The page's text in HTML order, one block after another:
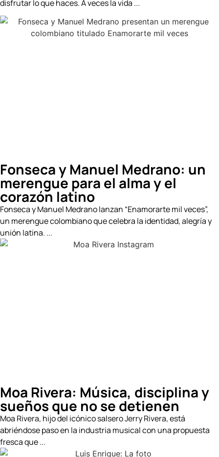
disfrutar lo que haces. A veces la vida ...
Fonseca y Manuel Medrano: un
merengue para el alma y el
corazón latino
Fonseca y Manuel Medrano lanzan “Enamorarte mil veces”,
un merengue colombiano que celebra la identidad, alegría y
unión latina. ...
Moa Rivera: Música, disciplina y
sueños que no se detienen
Moa Rivera, hijo del icónico salsero Jerry Rivera, está
abriéndose paso en la industria musical con una propuesta
fresca que ...